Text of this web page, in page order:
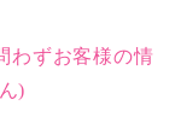
わずお客様の情
)